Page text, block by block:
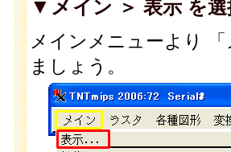
▼メイン ＞ 表示 を
メインメニューより
ましょう。